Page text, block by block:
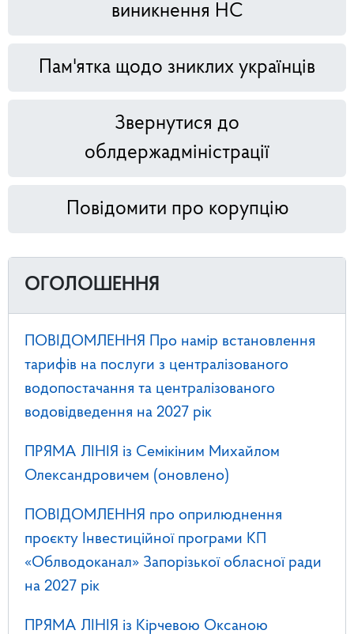
виникнення НС
Пам'ятка щодо зниклих українців
Звернутися до
облдержадміністрації
Повідомити про корупцію
ОГОЛОШЕННЯ
ПОВІДОМЛЕННЯ Про намір встановлення
тарифів на послуги з централізованого
водопостачання та централізованого
водовідведення на 2027 рік
ПРЯМА ЛІНІЯ із Семікіним Михайлом
Олександровичем (оновлено)
ПОВІДОМЛЕННЯ про оприлюднення
проєкту Інвестиційної програми КП
«Облводоканал» Запорізької обласної ради
на 2027 рік
ПРЯМА ЛІНІЯ із Кірчевою Оксаною